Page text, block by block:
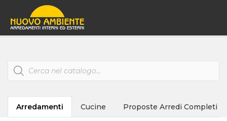
Products
search
Arredamenti Cucine Proposte Arredi Completi